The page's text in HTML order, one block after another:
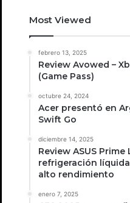
Most Viewed
febrero 13, 2025
Review Avowed –
(Game Pass)
octubre 24, 2024
Acer presentó en
Swift Go
diciembre 14, 2025
Review ASUS Prime
refrigeración
alto rendimiento
enero 7, 2025